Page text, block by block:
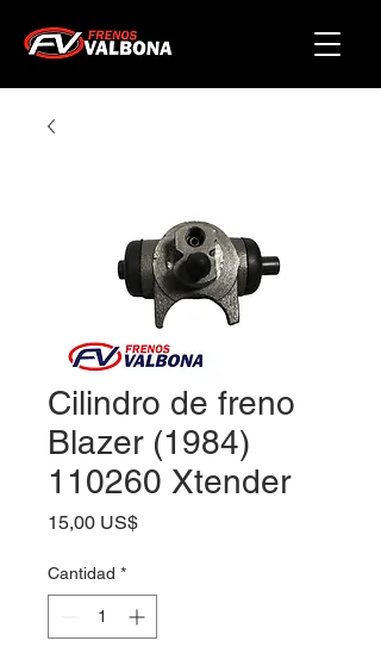
Cilindro de freno
Blazer (1984)
110260 Xtender
15,00 US$Precio
Cantidad *